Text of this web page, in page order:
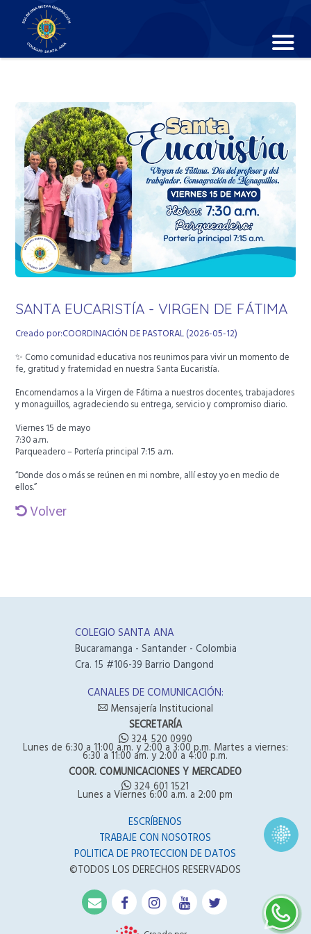
SANTA EUCARISTÍA - VIRGEN DE FÁTIMA
Creado por:COORDINACIÓN DE PASTORAL (2026-05-12)
✨ Como comunidad educativa nos reunimos para vivir un momento de
fe, gratitud y fraternidad en nuestra Santa Eucaristía.
Encomendamos a la Virgen de Fátima a nuestros docentes, trabajadores
y monaguillos, agradeciendo su entrega, servicio y compromiso diario.
Viernes 15 de mayo
7:30 a.m.
Parqueadero – Portería principal 7:15 a.m.
“Donde dos o más se reúnen en mi nombre, allí estoy yo en medio de
ellos.”
Volver
COLEGIO SANTA ANA
Bucaramanga - Santander - Colombia
Cra. 15 #106-39 Barrio Dangond
CANALES DE COMUNICACIÓN:
Mensajería Institucional
SECRETARÍA
324 520 0990
Lunes de 6:30 a 11:00 a.m. y 2:00 a 3:00 p.m. Martes a viernes:
6:30 a 11:00 am. y 2:00 a 4:00 p.m.
COOR. COMUNICACIONES Y MERCADEO
324 601 1521
Lunes a Viernes 6:00 a.m. a 2:00 pm
ESCRÍBENOS
TRABAJE CON NOSOTROS
POLITICA DE PROTECCION DE DATOS
©TODOS LOS DERECHOS RESERVADOS